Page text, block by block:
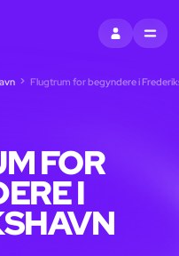
LOG INDMENU
Flugtrum for begyndere i
FOR
I